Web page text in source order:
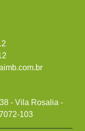
- Vila Rosalia -
103